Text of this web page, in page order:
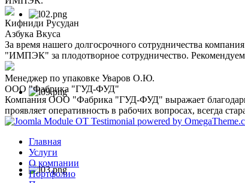
Кифниди Русудан
Азбука Вкуса
За время нашего долгосрочного сотрудничества
"ИМПЭК" за плодотворное сотрудничество.
Менеджер по упаковке Уваров О.Ю.
ООО "Фабрика "ГУД-ФУД"
Компания ООО "Фабрика "ГУД-ФУД" выражает
проявляет оперативность в рабочих вопросах, всегда
Главная
Услуги
О компании
Портфолио